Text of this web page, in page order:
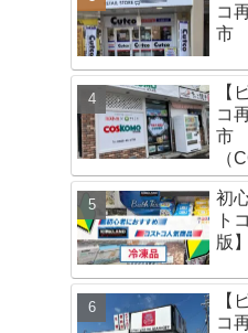
コ
市
【
コ
市
（
初
ト
版
【
コ